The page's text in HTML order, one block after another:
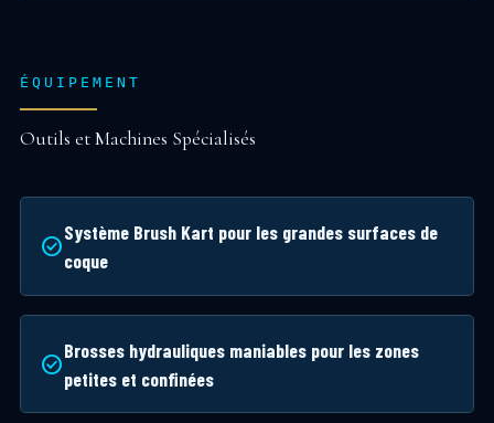
ÉQUIPEMENT
Outils et Machines Spécialisés
check_circleSystème Brush Kart pour les grandes surfaces de
coque
check_circleBrosses hydrauliques maniables pour les zones
petites et confinées